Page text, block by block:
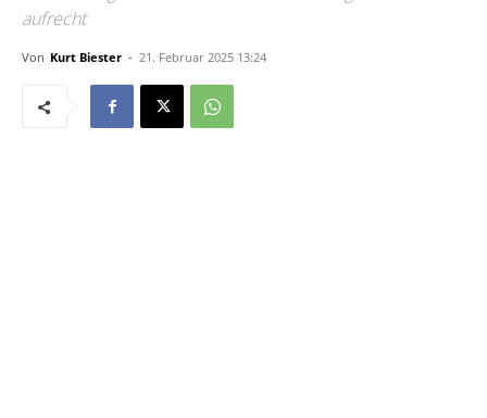
aufrecht
Von Kurt Biester - 21. Februar 2025 13:24